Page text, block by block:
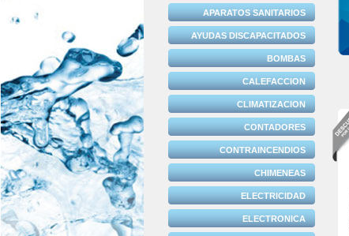
APARATOS SANITARIOS
AYUDAS DISCAPACITADOS
BOMBAS
CALEFACCION
CLIMATIZACION
CONTADORES
CONTRAINCENDIOS
CHIMENEAS
ELECTRICIDAD
ELECTRONICA